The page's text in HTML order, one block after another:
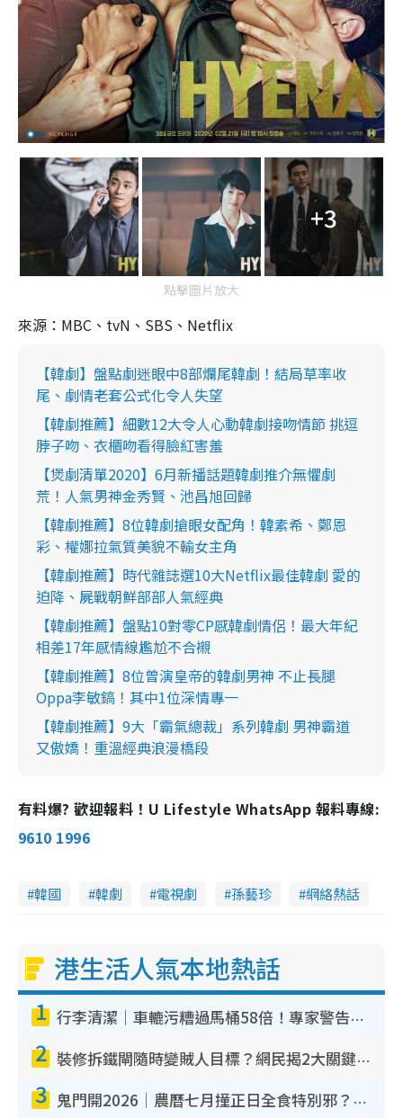
+3
點擊圖片放大
來源：MBC、tvN、SBS、Netflix
【韓劇】盤點劇迷眼中8部爛尾韓劇！結局草率收
尾、劇情老套公式化令人失望
【韓劇推薦】細數12大令人心動韓劇接吻情節 挑逗
脖子吻、衣櫃吻看得臉紅害羞
【煲劇清單2020】6月新播話題韓劇推介無懼劇
荒！人氣男神金秀賢、池昌旭回歸
【韓劇推薦】8位韓劇搶眼女配角！韓素希、鄭恩
彩、權娜拉氣質美貌不輸女主角
【韓劇推薦】時代雜誌選10大Netflix最佳韓劇 愛的
迫降、屍戰朝鮮部部人氣經典
【韓劇推薦】盤點10對零CP感韓劇情侶！最大年紀
相差17年感情線尷尬不合襯
【韓劇推薦】8位曾演皇帝的韓劇男神 不止長腿
Oppa李敏鎬！其中1位深情專一
【韓劇推薦】9大「霸氣總裁」系列韓劇 男神霸道
又傲嬌！重溫經典浪漫橋段
有料爆? 歡迎報料！U Lifestyle WhatsApp 報料專線:
9610 1996
韓國 韓劇 電視劇 孫藝珍 網絡熱話
港生活人氣本地熱話
1 行李清潔｜車轆污糟過馬桶58倍！專家警告忌用酒精抹 教1招免污手除菌
2 裝修拆鐵閘隨時變賊人目標？網民揭2大關鍵用途：裝新式等於白裝？附新舊鐵閘分別
3 鬼門開2026｜農曆七月撞正日全食特別邪？專家警告切忌做一事！揭4大禁忌+2招保平安